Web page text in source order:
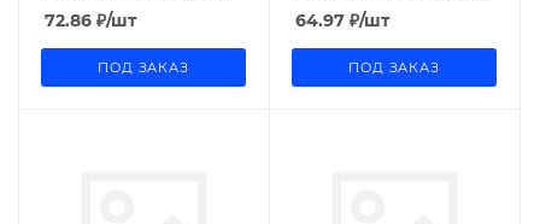
Промрукав
72.86 ₽/шт
ПОД ЗАКАЗ
Промрукав
64.97 ₽/шт
ПОД ЗАКАЗ